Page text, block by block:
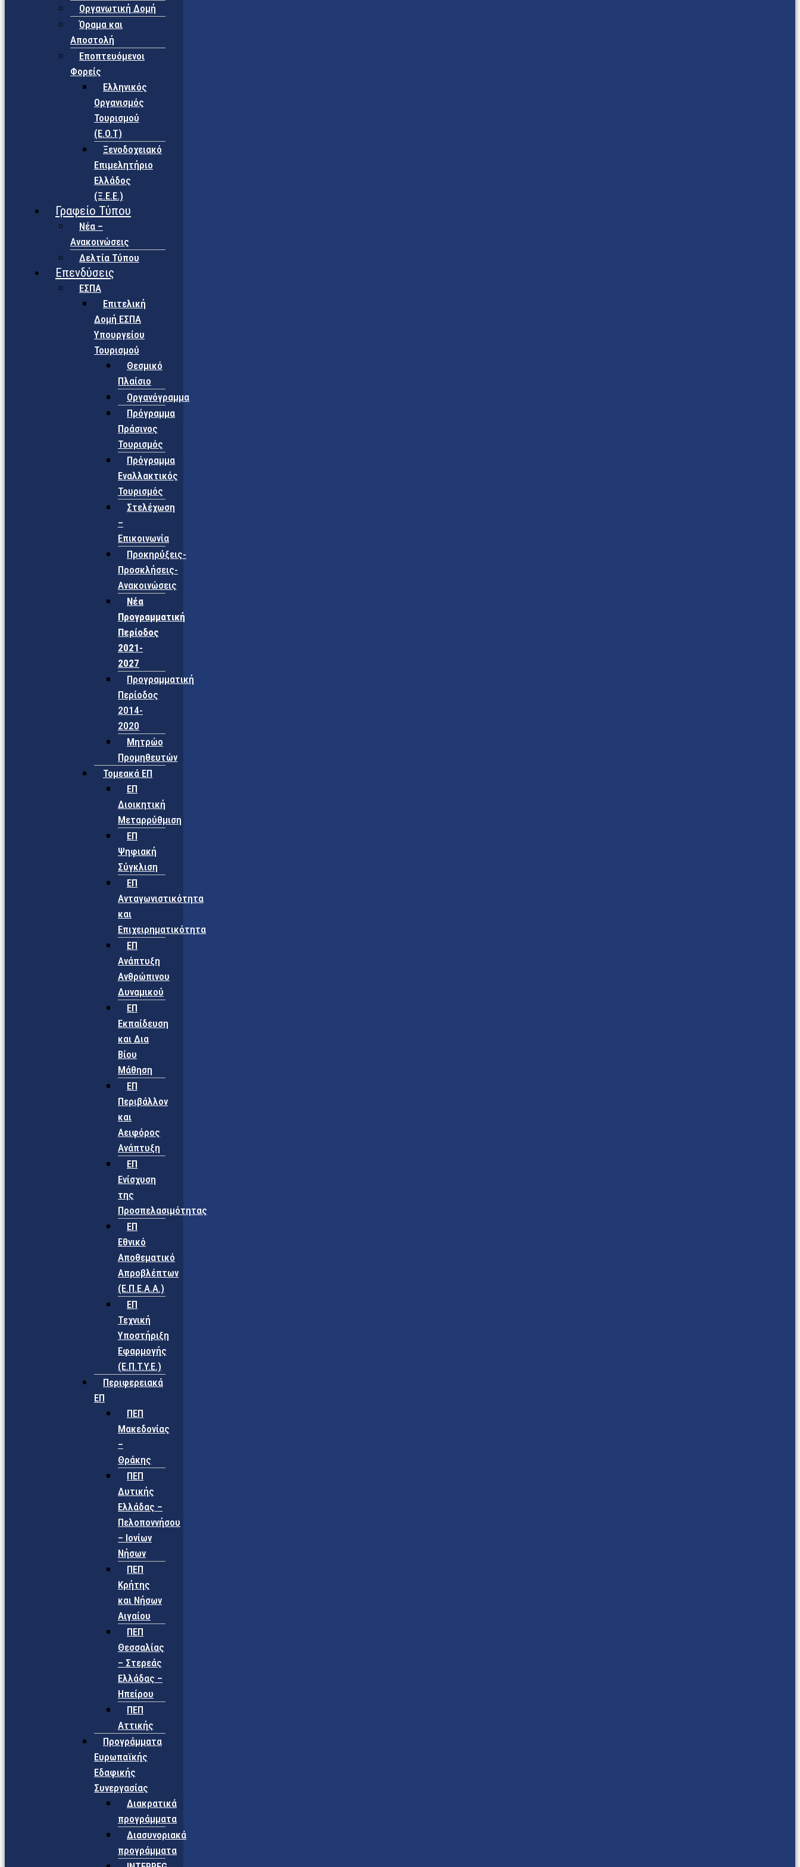
Οργανωτική Δομή
Όραμα και
Αποστολή
Εποπτευόμενοι
Φορείς
Eλληνικός
Οργανισμός
Τουρισμού
(Ε.Ο.Τ)
Ξενοδοχειακό
Επιμελητήριο
Ελλάδος
(Ξ.Ε.Ε.)
Γραφείο Τύπου
Νέα –
Ανακοινώσεις
Δελτία Τύπου
Επενδύσεις
ΕΣΠΑ
Επιτελική
Δομή ΕΣΠΑ
Υπουργείου
Τουρισμού
Θεσμικό
Πλαίσιο
Οργανόγραμμα
Πρόγραμμα
Πράσινος
Τουρισμός
Πρόγραμμα
Εναλλακτικός
Τουρισμός
Στελέχωση
–
Επικοινωνία
Προκηρύξεις-
Προσκλήσεις-
Ανακοινώσεις
Νέα
Προγραμματική
Περίοδος
2021-
2027
Προγραμματική
Περίοδος
2014-
2020
Μητρώο
Προμηθευτών
Τομεακά ΕΠ
ΕΠ
Διοικητική
Μεταρρύθμιση
ΕΠ
Ψηφιακή
Σύγκλιση
ΕΠ
Ανταγωνιστικότητα
και
Επιχειρηματικότητα
ΕΠ
Ανάπτυξη
Ανθρώπινου
Δυναμικού
ΕΠ
Εκπαίδευση
και Δια
Βίου
Μάθηση
ΕΠ
Περιβάλλον
και
Αειφόρος
Ανάπτυξη
ΕΠ
Ενίσχυση
της
Προσπελασιμότητας
ΕΠ
Εθνικό
Αποθεματικό
Απροβλέπτων
(Ε.Π.Ε.Α.Α.)
ΕΠ
Τεχνική
Υποστήριξη
Εφαρμογής
(Ε.Π.Τ.Υ.Ε.)
Περιφερειακά
ΕΠ
ΠΕΠ
Μακεδονίας
–
Θράκης
ΠΕΠ
Δυτικής
Ελλάδας –
Πελοποννήσου
– Ιονίων
Νήσων
ΠΕΠ
Κρήτης
και Νήσων
Αιγαίου
ΠΕΠ
Θεσσαλίας
– Στερεάς
Ελλάδας –
Ηπείρου
ΠΕΠ
Αττικής
Προγράμματα
Ευρωπαϊκής
Εδαφικής
Συνεργασίας
Διακρατικά
προγράμματα
Διασυνοριακά
προγράμματα